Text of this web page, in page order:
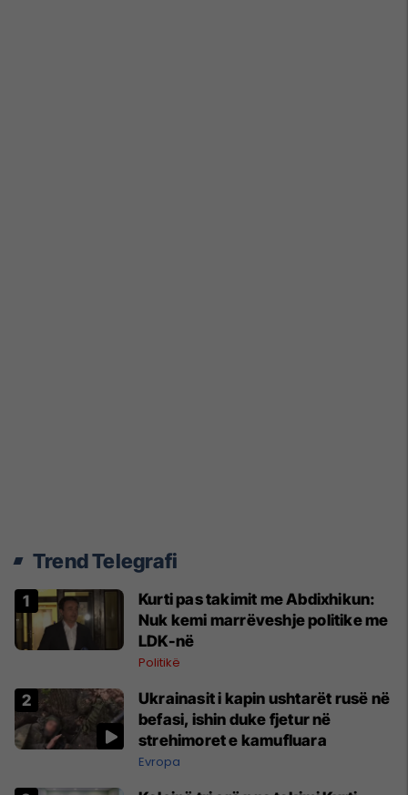
Trend Telegrafi
Kurti pas takimit me Abdixhikun:
Nuk kemi marrëveshje politike me
LDK-në
Politikë
Ukrainasit i kapin ushtarët rusë në
befasi, ishin duke fjetur në
strehimoret e kamufluara
Evropa